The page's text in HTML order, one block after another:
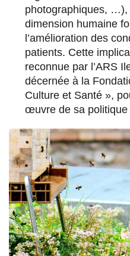
photographiques, …),
dimension humaine
l’amélioration des
patients. Cette
reconnue par l’ARS
décernée à la
Culture et Santé »,
œuvre de sa politique